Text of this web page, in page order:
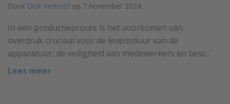
Door Dick Verhoef op 7 november 2024.
In een productieproces is het voorkomen van
overdruk cruciaal voor de levensduur van de
apparatuur, de veiligheid van medewerkers en besc...
Lees meer